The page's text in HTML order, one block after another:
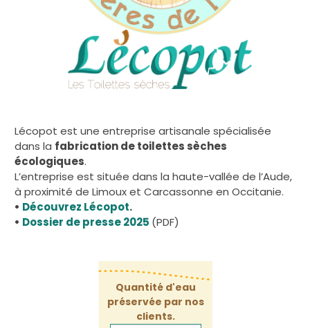
Lécopot est une entreprise artisanale spécialisée
dans la fabrication de toilettes sèches
écologiques.
L’entreprise est située dans la haute-vallée de l’Aude,
à proximité de Limoux et Carcassonne en Occitanie.
• Découvrez Lécopot.
• Dossier de presse 2025 (PDF)
Quantité d'eau
préservée par nos
clients.